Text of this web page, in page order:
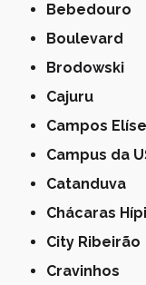
Bebedouro
Boulevard
Brodowski
Cajuru
Campos
Campus da
Catanduva
Chácaras
City Ribeirão
Cravinhos